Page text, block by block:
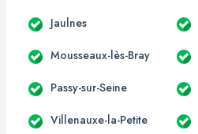
Jaulnes
Mousseaux-lès-Bray
Passy-sur-Seine
Villenauxe-la-Petite